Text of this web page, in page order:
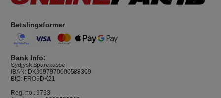
Betalingsformer
Bank Info:
Sydjysk Sparekasse
IBAN: DK3697970000588369
BIC: FROSDK21
Reg. no.: 9733